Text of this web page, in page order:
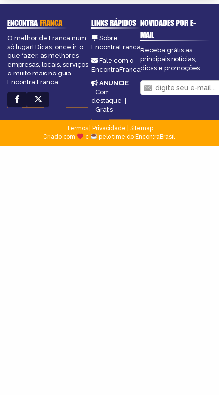
ENCONTRAFRANCA
O melhor de Franca num
só lugar! Dicas, onde ir, o
que fazer, as melhores
empresas, locais, serviços
e muito mais no guia
Encontra Franca.
LINKS RÁPIDOS
Sobre
EncontraFranca
Fale com o
EncontraFranca
ANUNCIE:
Com
destaque
Grátis
NOVIDADES POR E-
MAIL
Receba grátis as
principais notícias,
dicas e promoções
Termos| Privacidade
Sitemap
Criado com
e pelo time do EncontraBrasil